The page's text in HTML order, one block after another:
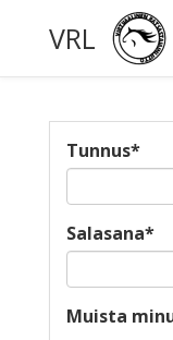
VRL
Tunnus*
Salasana*
Muista